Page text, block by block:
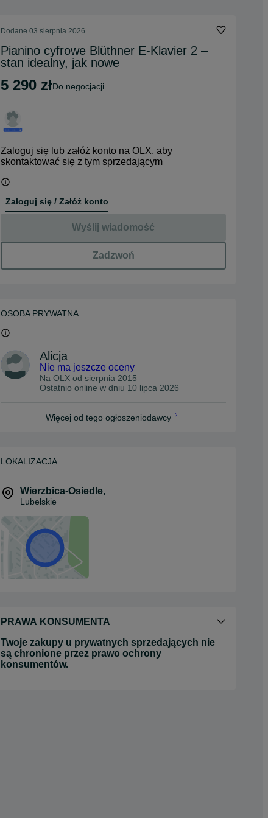
Dodane 03 sierpnia 2026
Pianino cyfrowe Blüthner E-Klavier 2 –
stan idealny, jak nowe
5 290 zł do negocjacji
Zaloguj się lub załóż konto na OLX, aby
skontaktować się z tym sprzedającym
Zaloguj się / Załóż konto
Wyślij wiadomość
Zadzwoń
OSOBA PRYWATNA
Alicja
Nie ma jeszcze oceny
Na OLX od sierpnia 2015
Ostatnio online w dniu 10 lipca 2026
Więcej od tego ogłoszeniodawcy
LOKALIZACJA
Wierzbica-Osiedle,
Lubelskie
PRAWA KONSUMENTA
Twoje zakupy u prywatnych sprzedających nie
są chronione przez prawo ochrony
konsumentów.